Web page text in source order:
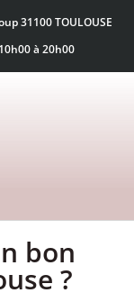
31100 TOULOUSE
à 20h00
bon
?